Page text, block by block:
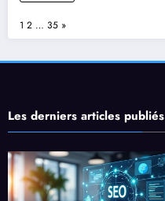
Page:
1 2 … 35 Next
»
Les derniers articles publiés